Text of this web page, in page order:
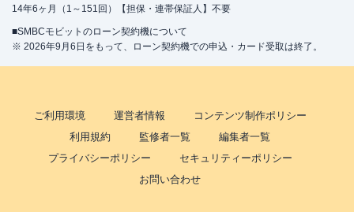
14年6ヶ月（1～151回）【担保・連帯保証人】不要
■SMBCモビットのローン契約機について
※ 2026年9月6日をもって、ローン契約機での申込・カード受取は終了。
ご利用環境 運営者情報
コンテンツ制作ポリシー
利用規約
監修者一覧
編集者一覧
プライバシーポリシー
セキュリティーポリシー
お問い合わせ